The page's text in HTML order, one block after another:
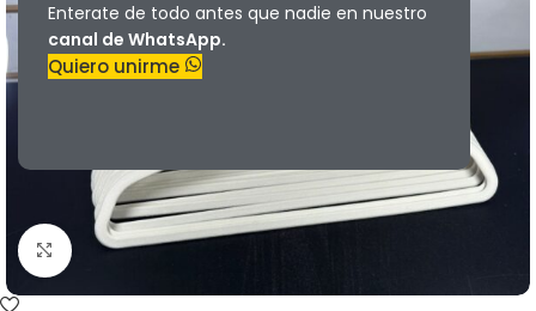
Enterate de todo antes que nadie en nuestro
canal de WhatsApp.
Quiero unirme